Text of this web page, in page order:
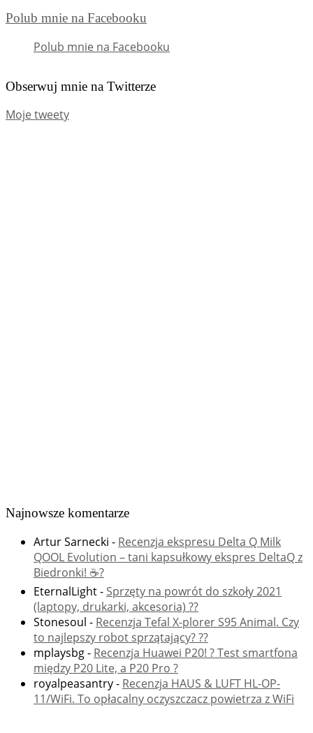
Polub mnie na Facebooku
Polub mnie na Facebooku
Obserwuj mnie na Twitterze
Moje tweety
Najnowsze komentarze
Artur Sarnecki - Recenzja ekspresu Delta Q Milk
QOOL Evolution – tani kapsułkowy ekspres DeltaQ z
Biedronki! ☕️?
EternalLight- Sprzęty na powrót do szkoły 2021
(laptopy, drukarki, akcesoria) ??
Stonesoul - Recenzja Tefal X-plorer S95 Animal. Czy
to najlepszy robot sprzątający? ??
mplaysbg- Recenzja Huawei P20! ? Test smartfona
między P20 Lite, a P20 Pro ?
royalpeasantry- Recenzja HAUS & LUFT HL-OP-
11/WiFi. To opłacalny oczyszczacz powietrza z WiFi